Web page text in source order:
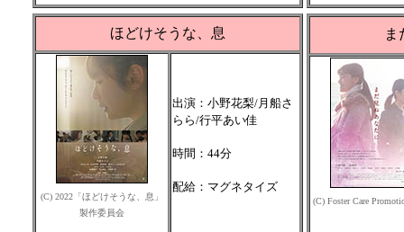
ほどけそうな、息
(C) 2022「ほどけそうな、息」
製作委員会
出演：小野花梨/月船さ
らら/行平あい佳
時間：44分
配給：マグネタイズ
ま
(C) Foster Care